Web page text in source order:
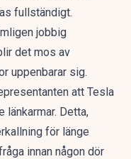
fullständigt.
jobbig
det mos av
uppenbarar sig.
att Tesla
länkarmar. Detta,
för länge
innan någon dör